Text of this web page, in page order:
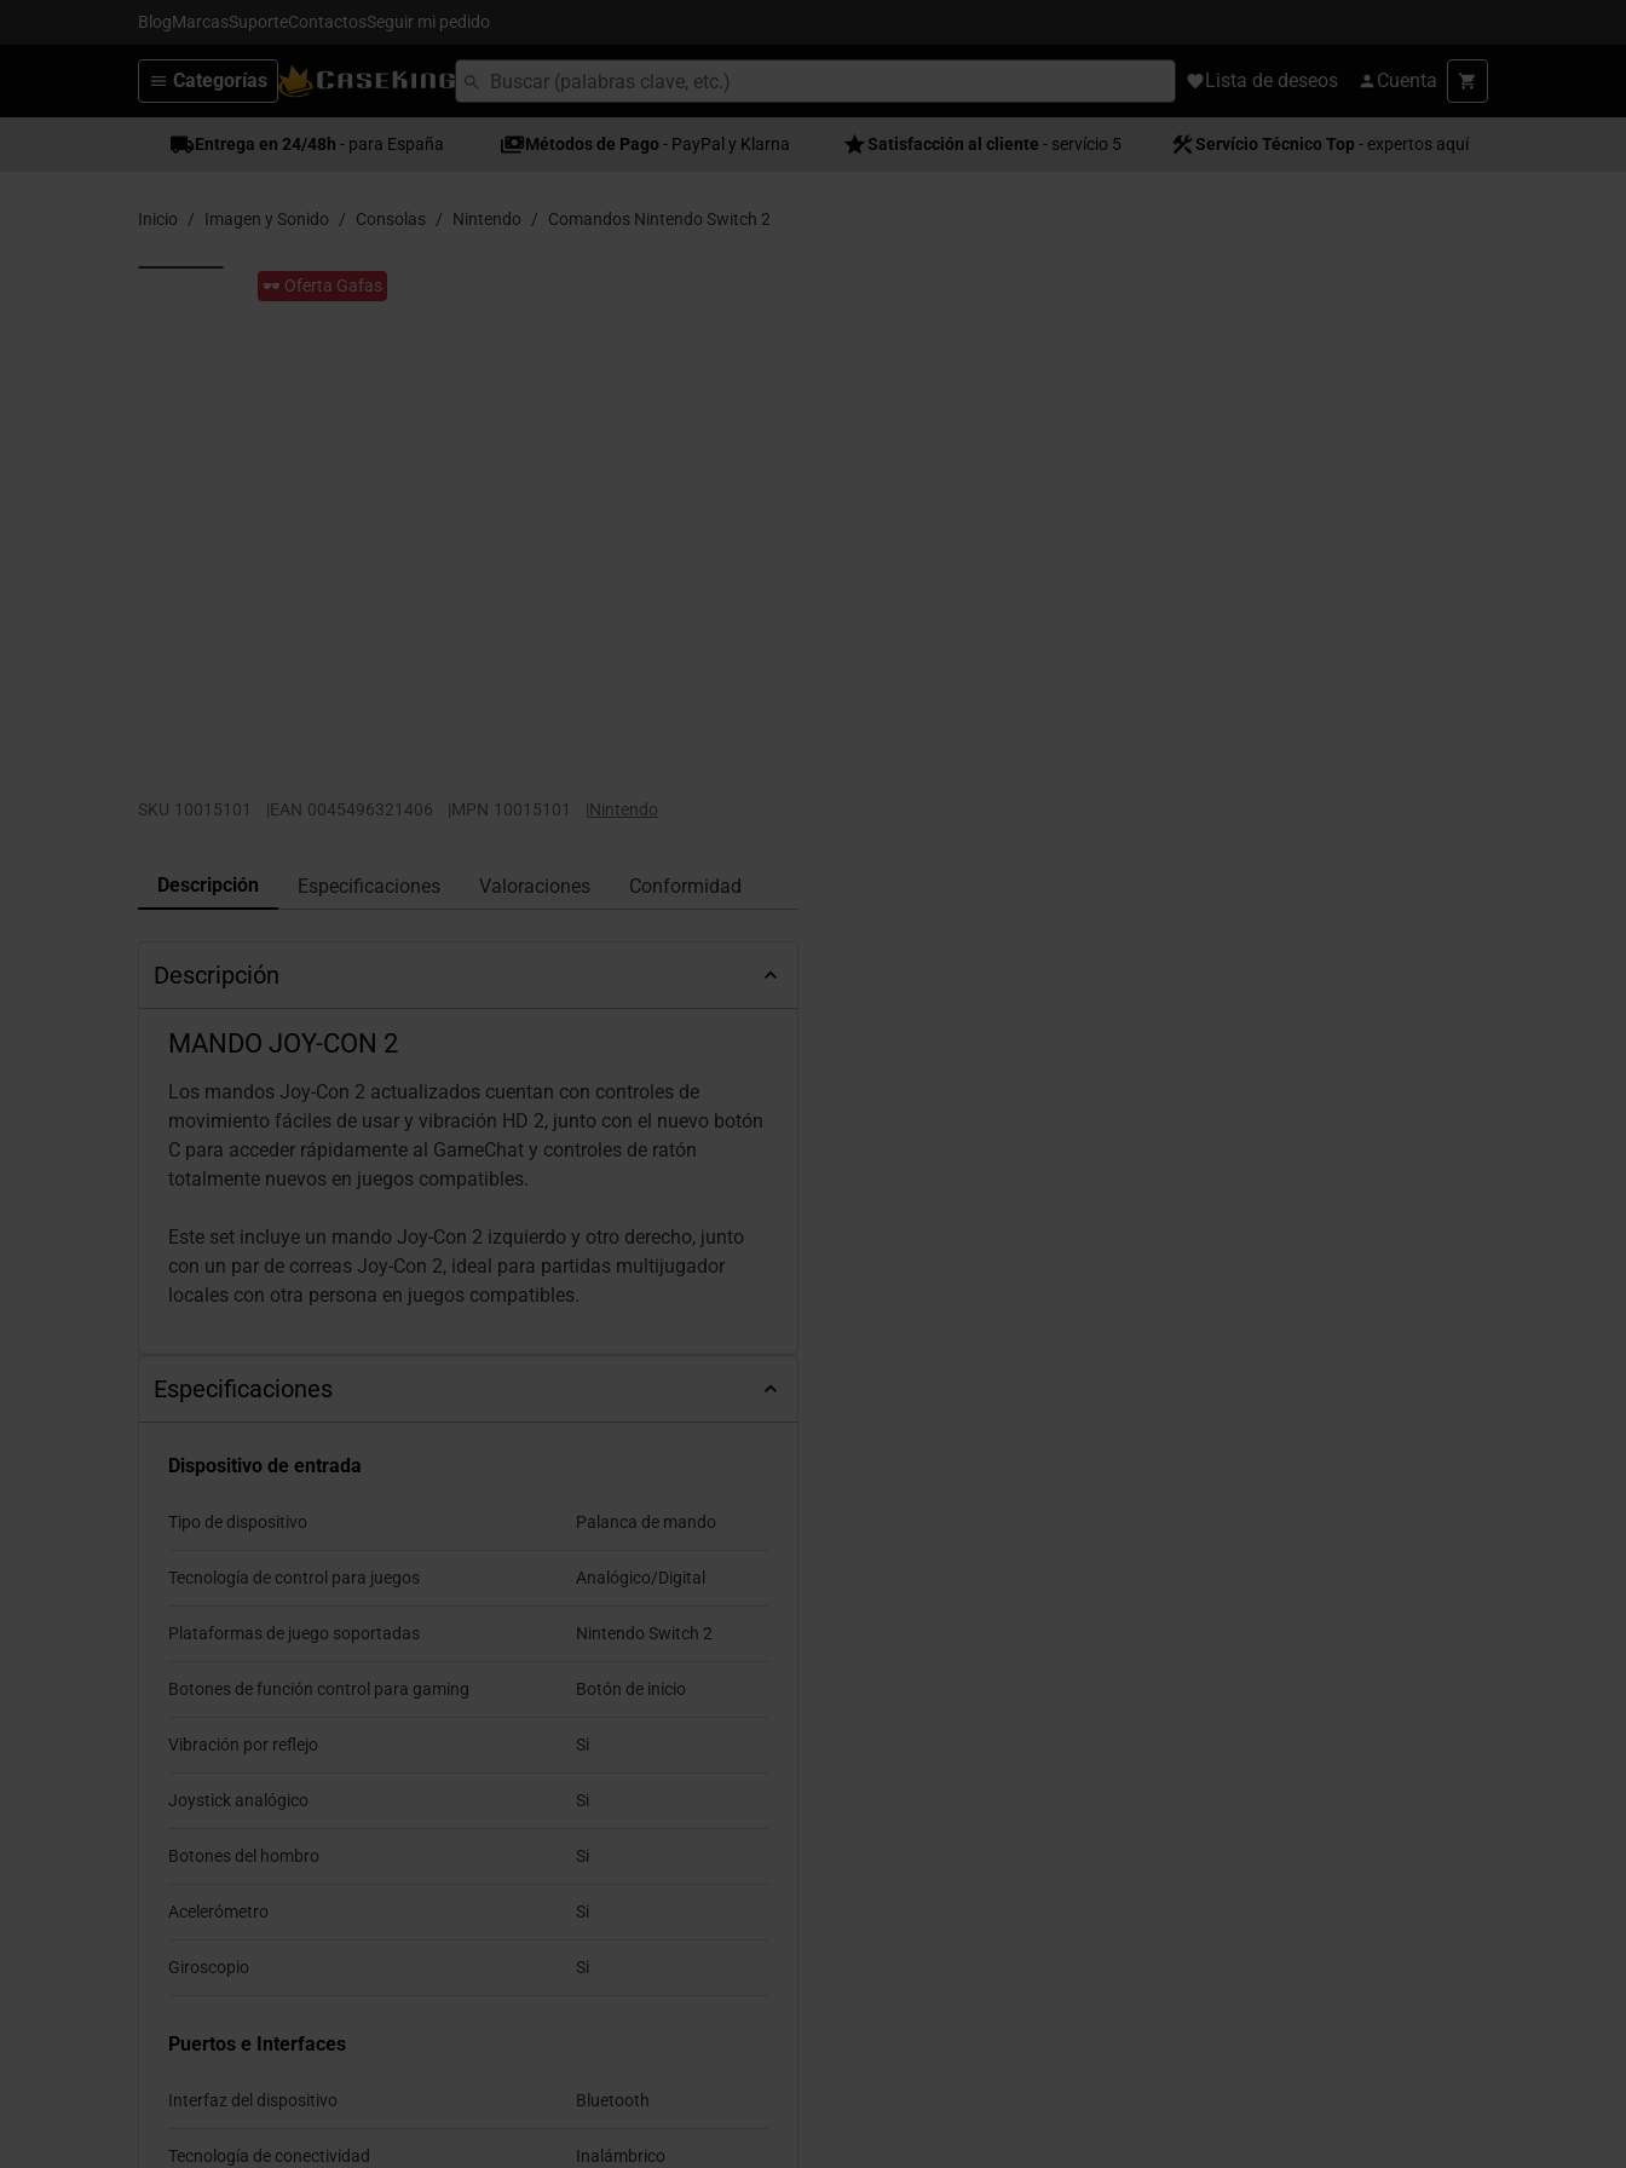
BlogMarcasSuporteContactosSeguir mi pedido
Lista de deseos Cuenta
Categorías
Entrega en 24/48h - para España Métodos de Pago - PayPal y Klarna Satisfacción al cliente - servício 5 Servício Técnico Top - expertos aquí
Inicio Imagen y Sonido Consolas Nintendo Comandos Nintendo Switch 2
🕶️ Oferta Gafas
SKU 10015101 |EAN 0045496321406 |MPN 10015101 |Nintendo
Descripción Especificaciones Valoraciones Conformidad
Descripción
MANDO JOY-CON 2
Los mandos Joy-Con 2 actualizados cuentan con controles de
movimiento fáciles de usar y vibración HD 2, junto con el nuevo botón
C para acceder rápidamente al GameChat y controles de ratón
totalmente nuevos en juegos compatibles.
Este set incluye un mando Joy-Con 2 izquierdo y otro derecho, junto
con un par de correas Joy-Con 2, ideal para partidas multijugador
locales con otra persona en juegos compatibles.
Especificaciones
Dispositivo de entrada
Tipo de dispositivo Palanca de mando
Tecnología de control para juegos Analógico/Digital
Plataformas de juego soportadas Nintendo Switch 2
Botones de función control para gaming Botón de inicio
Vibración por reflejo Si
Joystick analógico Si
Botones del hombro Si
Acelerómetro Si
Giroscopio Si
Puertos e Interfaces
Interfaz del dispositivo Bluetooth
Tecnología de conectividad Inalámbrico